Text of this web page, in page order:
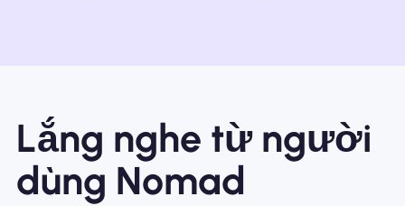
Lắng nghe từ người
dùng Nomad